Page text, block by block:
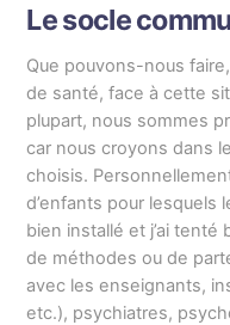
Le socle
Que pouvons-nous
de santé, face à cette
plupart, nous sommes
car nous croyons dans
choisis.
d’enfants pour lesquels
bien installé et j’ai tenté
de méthodes ou de
avec les enseignants,
etc.), psychiatres,